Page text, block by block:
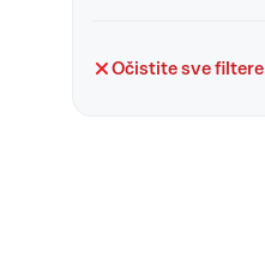
Očistite sve filtere